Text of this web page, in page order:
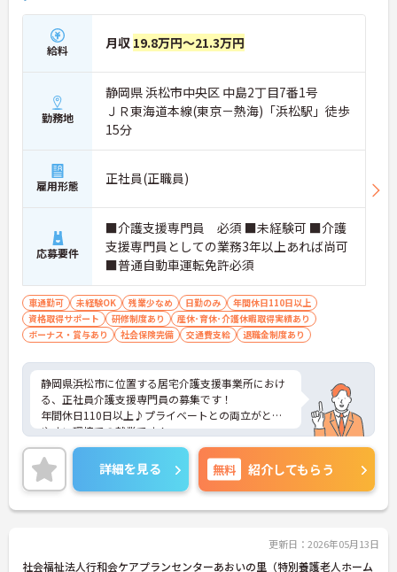
給料 月収 19.8万円～21.3万円
勤務地
静岡県 浜松市中央区 中島2丁目7番1号
ＪＲ東海道本線(東京－熱海)「浜松駅」徒歩
15分
雇用形態 正社員(正職員)
応募要件
■介護支援専門員 必須 ■未経験可 ■介護
支援専門員としての業務3年以上あれば尚可
■普通自動車運転免許必須
車通勤可 未経験OK 残業少なめ 日勤のみ
年間休日110日以上
資格取得サポート
研修制度あり
産休･育休･介護休暇取得実績あり
ボーナス・賞与あり
社会保険完備 交通費支給 退職金制度あり
静岡県浜松市に位置する居宅介護支援事業所におけ
る、正社員介護支援専門員の募集です！
年間休日110日以上♪プライベートとの両立がとり
やすい環境での就業です！
ご興味ある方には、面接対策ポイントなど、さらに
詳細をお話しいたしますのでお気軽にご相談くださ
い。
詳細を見る 無料 紹介してもらう
更新日：2026年05月13日
社会福祉法人行和会ケアプランセンターあおいの里（特別養護老人ホーム